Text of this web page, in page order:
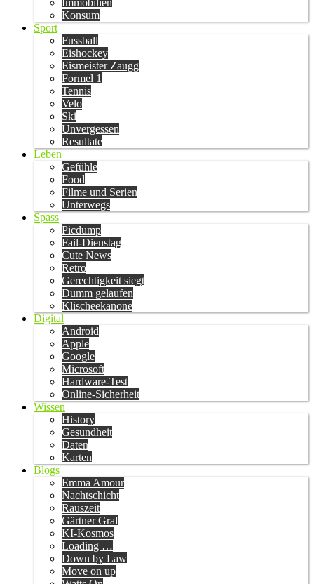
Immobilien
Konsum
Sport
Fussball
Eishockey
Eismeister Zaugg
Formel 1
Tennis
Velo
Ski
Unvergessen
Resultate
Leben
Gefühle
Food
Filme und Serien
Unterwegs
Spass
Picdump
Fail-Dienstag
Cute News
Retro
Gerechtigkeit siegt
Dumm gelaufen
Klischeekanone
Digital
Android
Apple
Google
Microsoft
Hardware-Test
Online-Sicherheit
Wissen
History
Gesundheit
Daten
Karten
Blogs
Emma Amour
Nachtschicht
Rauszeit
Gärtner Graf
KI-Kosmos
Loading …
Down by Law
Move on up